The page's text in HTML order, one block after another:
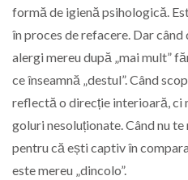
formă de igienă psihologică.
în proces de refacere. Dar
alergi mereu după „mai mult”
ce înseamnă „destul”. Când
reflectă o direcție interioară, ci
goluri nesoluționate. Când nu
pentru că ești captiv în
este mereu „dincolo”.